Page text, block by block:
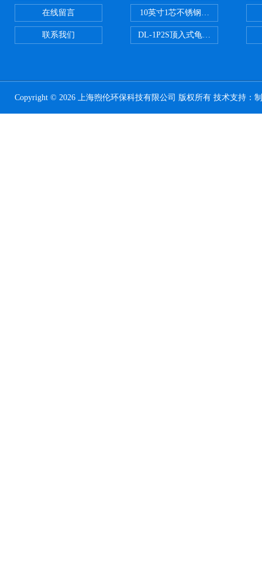
在线留言
联系我们
10英寸1芯不锈钢钛棒过滤器
DL-1P2S顶入式龟背过滤器
Copyright © 2026 上海煦伦环保科技有限公司 版权所有 技术支持：